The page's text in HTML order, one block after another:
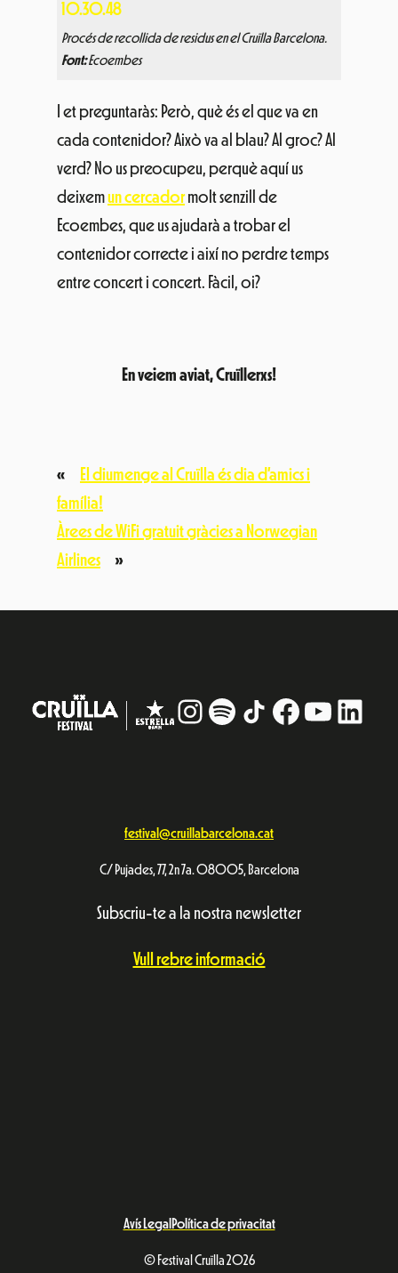
Procés de recollida de residus en el Cruïlla Barcelona.
Font:Ecoembes
I et preguntaràs: Però, què és el que va en
cada contenidor? Això va al blau? Al groc? Al
verd? No us preocupeu, perquè aquí us
deixemun cercadormolt senzill de
Ecoembes, que us ajudarà a trobar el
contenidor correcte i així no perdre temps
entre concert i concert. Fàcil, oi?
En veiem aviat, Cruïllerxs!
«
El diumenge al Cruïlla és dia d’amics i
família!
Àrees de WiFi gratuit gràcies a Norwegian
Airlines
»
Instagram
# TikTokFacebook
festival@cruillabarcelona.cat
C/ Pujades, 77, 2n 7a. 08005, Barcelona
Subscriu-te a la nostra newsletter
Vull rebre informació
Avís Legal Política de privacitat
© Festival Cruïlla 2026